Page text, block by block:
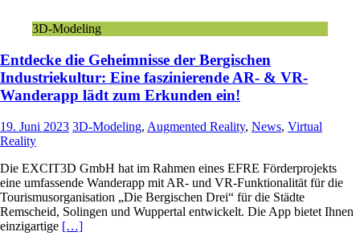
3D-Modeling
Entdecke die Geheimnisse der Bergischen
Industriekultur: Eine faszinierende AR- & VR-
Wanderapp lädt zum Erkunden ein!
19. Juni 2023 3D-Modeling, Augmented Reality, News, Virtual
Reality
Die EXCIT3D GmbH hat im Rahmen eines EFRE Förderprojekts
eine umfassende Wanderapp mit AR- und VR-Funktionalität für die
Tourismusorganisation „Die Bergischen Drei“ für die Städte
Remscheid, Solingen und Wuppertal entwickelt. Die App bietet Ihnen
einzigartige […]